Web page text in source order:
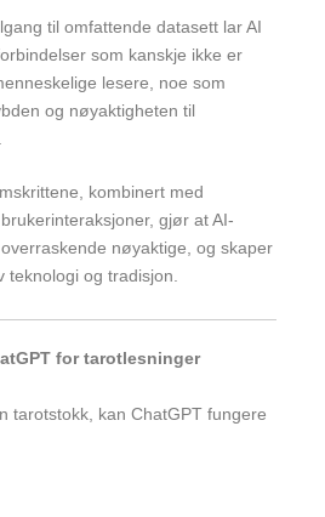
til omfattende datasett lar AI
som kanskje ikke er
lesere, noe som
og nøyaktigheten til
kombinert med
gjør at AI-
nøyaktige, og skaper
og tradisjon.
for tarotlesninger
tarotstokk, kan ChatGPT fungere